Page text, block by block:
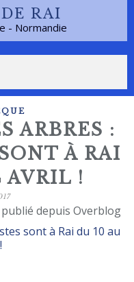
RAI
- Normandie
ARBRES :
À RAI
AVRIL !
depuis Overblog